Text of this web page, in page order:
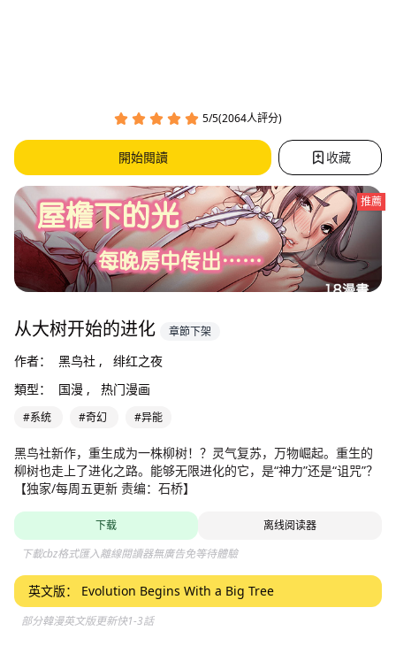
5/5(2064人評分)
開始閱讀 收藏
推薦
从大树开始的进化 章節下架
作者： 黑鸟社 ,
绯红之夜
類型：
国漫 , 热门漫画
#系统 #奇幻 #异能
黑鸟社新作，重生成为一株柳树！？灵气复苏，万物崛起。重生的
柳树也走上了进化之路。能够无限进化的它，是“神力”还是“诅咒”？
【独家/每周五更新 责编：石桥】
下载
离线阅读器
下載cbz格式匯入離線閱讀器無廣告免等待體驗
英文版： Evolution Begins With a Big Tree
部分韓漫英文版更新快1-3話